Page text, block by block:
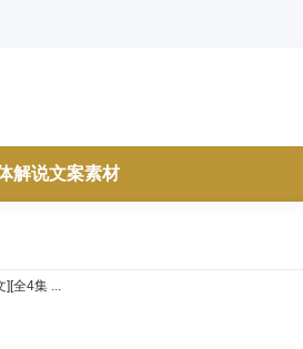
解说文案素材
][全4集 ...